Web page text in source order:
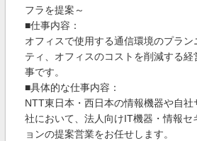
フラを提案～
■仕事内容：
オフィスで使用する通信環境のプラン
ティ、オフィスのコストを削減する
事です。
■具体的な仕事内容：
NTT東日本・西日本の情報機器や自社
社において、法人向けIT機器・情報セ
ョンの提案営業をお任せします。